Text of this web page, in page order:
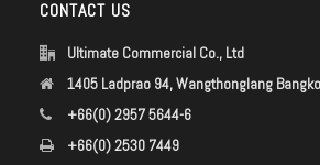
CONTACT US
Ultimate Commercial Co., Ltd
1405 Ladprao 94, Wangthonglang
+66(0) 2957 5644-6
+66(0) 2530 7449